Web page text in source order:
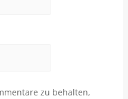
zu behalten,